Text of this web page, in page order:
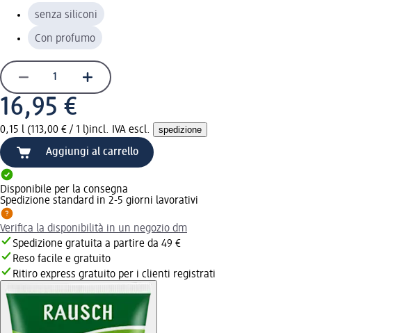
senza siliconi
Con profumo
16,95 €
0,15 l (113,00 € / 1 l)incl. IVA escl. spedizione
Aggiungi al carrello
Disponibile per la consegna
Spedizione standard in 2-5 giorni lavorativi
Verifica la disponibilità in un negozio dm
Spedizione gratuita a partire da 49 €
Reso facile e gratuito
Ritiro express gratuito per i clienti registrati